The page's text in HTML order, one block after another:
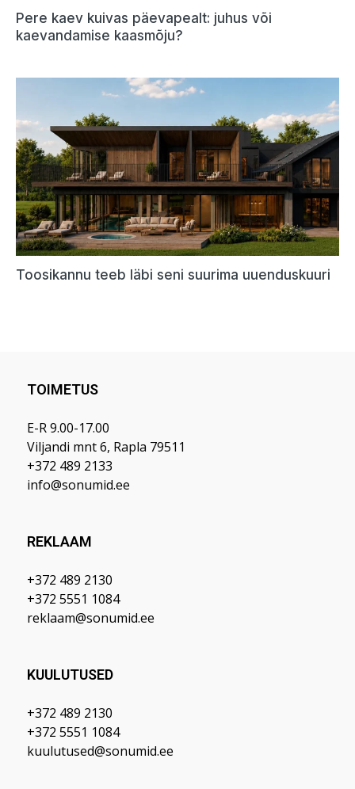
TOIMETUS
E-R 9.00-17.00
Viljandi mnt 6, Rapla 79511
+372 489 2133
info@sonumid.ee
REKLAAM
+372 489 2130
+372 5551 1084
reklaam@sonumid.ee
KUULUTUSED
+372 489 2130
+372 5551 1084
kuulutused@sonumid.ee